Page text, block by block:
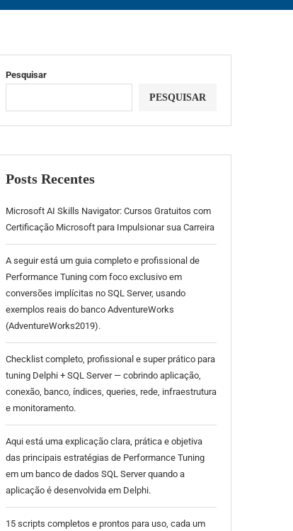
Pesquisar
PESQUISAR
Posts Recentes
Microsoft AI Skills Navigator: Cursos Gratuitos com
Certificação Microsoft para Impulsionar sua Carreira
A seguir está um guia completo e profissional de
Performance Tuning com foco exclusivo em
conversões implícitas no SQL Server, usando
exemplos reais do banco AdventureWorks
(AdventureWorks2019).
Checklist completo, profissional e super prático para
tuning Delphi + SQL Server — cobrindo aplicação,
conexão, banco, índices, queries, rede, infraestrutura
e monitoramento.
Aqui está uma explicação clara, prática e objetiva
das principais estratégias de Performance Tuning
em um banco de dados SQL Server quando a
aplicação é desenvolvida em Delphi.
15 scripts completos e prontos para uso, cada um